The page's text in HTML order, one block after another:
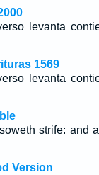
levanta
1569
levanta
strife: and
Version